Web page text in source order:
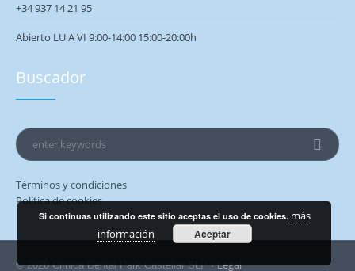
+34 937 14 21 95
Abierto LU A VI 9:00-14:00 15:00-20:00h
Buscador
Términos y condiciones
Política de cookies
© 2020 Clínica Dental Park Castellar SLP ·Legal
Si continuas utilizando este sitio aceptas el uso de cookies. más
información
Aceptar